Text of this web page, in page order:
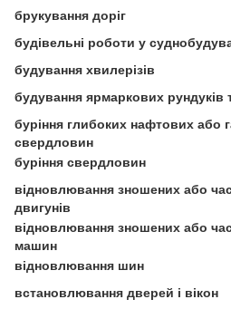
брукування доріг
будівельні роботи у
будування хвилерізів
будування ярмаркових рундуків
буріння глибоких нафтових або
свердловин
буріння свердловин
відновлювання зношених або
двигунів
відновлювання зношених або
машин
відновлювання шин
встановлювання дверей і вікон